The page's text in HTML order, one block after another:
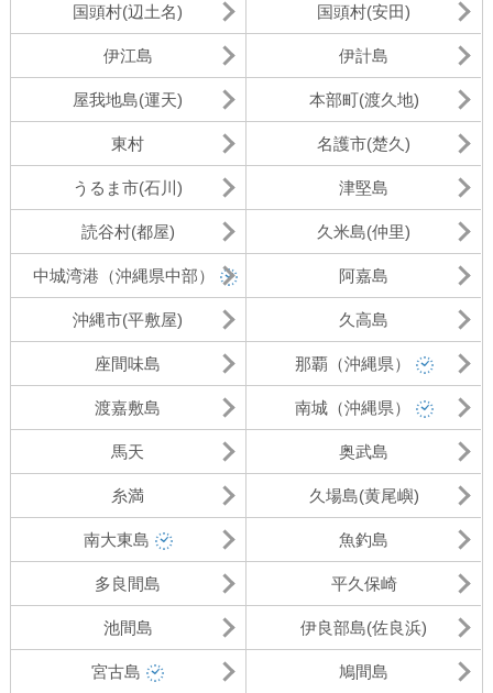
国頭村(辺土名) 国頭村(安田)
伊江島 伊計島
屋我地島(運天) 本部町(渡久地)
東村 名護市(楚久)
うるま市(石川) 津堅島
読谷村(都屋) 久米島(仲里)
中城湾港（沖縄県中部） 阿嘉島
沖縄市(平敷屋) 久高島
座間味島 那覇（沖縄県）
渡嘉敷島 南城（沖縄県）
馬天 奥武島
糸満 久場島(黄尾嶼)
南大東島 魚釣島
多良間島 平久保崎
池間島 伊良部島(佐良浜)
宮古島 鳩間島